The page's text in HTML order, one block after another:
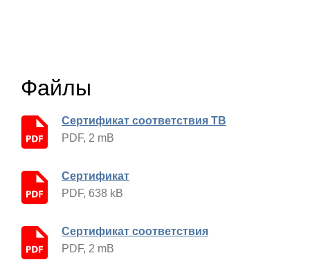
Файлы
Сертификат соответствия ТВ
PDF, 2 mB
Сертификат
PDF, 638 kB
Сертификат соответствия
PDF, 2 mB